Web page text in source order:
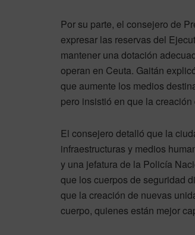
Por su parte, el consejero de
expresar las reservas del
mantener una dotación
operan en Ceuta. Gaitán
que aumente los medios
pero insistió en que la
El consejero detalló que la
infraestructuras y medios
y una jefatura de la Policía
que los cuerpos de seguridad
que la creación de nuevas
cuerpo, quienes están mejor